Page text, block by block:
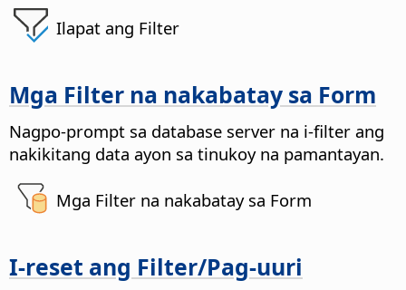
Ilapat ang Filter
Mga Filter na nakabatay sa Form
Nagpo-prompt sa database server na i-filter ang
nakikitang data ayon sa tinukoy na pamantayan.
Mga Filter na nakabatay sa Form
I-reset ang Filter/Pag-uuri